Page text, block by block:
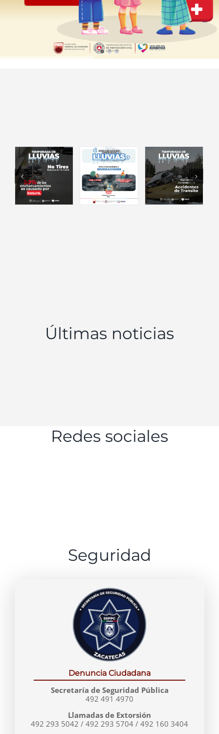
Últimas noticias
Redes sociales
Seguridad
Denuncia Ciudadana
Secretaría de Seguridad Pública
492 491 4970
Llamadas de Extorsión
492 293 5042 / 492 293 5704 / 492 160 3404